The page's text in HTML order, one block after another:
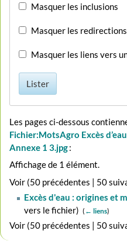
Masquer les inclusions
Masquer les redirections
Masquer les liens vers
Lister
Les pages ci-dessous
Fichier:MotsAgro Excès
Annexe 1 3.jpg:
Affichage de 1 élément.
Voir (50 précédentes | 50
Excès d'eau : origines et
vers le fichier) ‎ ( ← liens)
Voir (50 précédentes | 50